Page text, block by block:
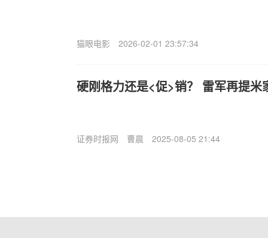
猫眼电影 2026-02-01 23:57:34
硬刚格力还是<促>销？ 雷军再提米
证券时报网 曹晨 2025-08-05 21:44